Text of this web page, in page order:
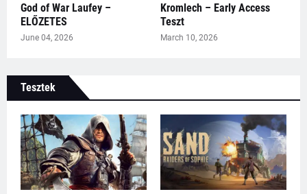
God of War Laufey –
ELŐZETES
June 04, 2026
Kromlech – Early Access
Teszt
March 10, 2026
Tesztek